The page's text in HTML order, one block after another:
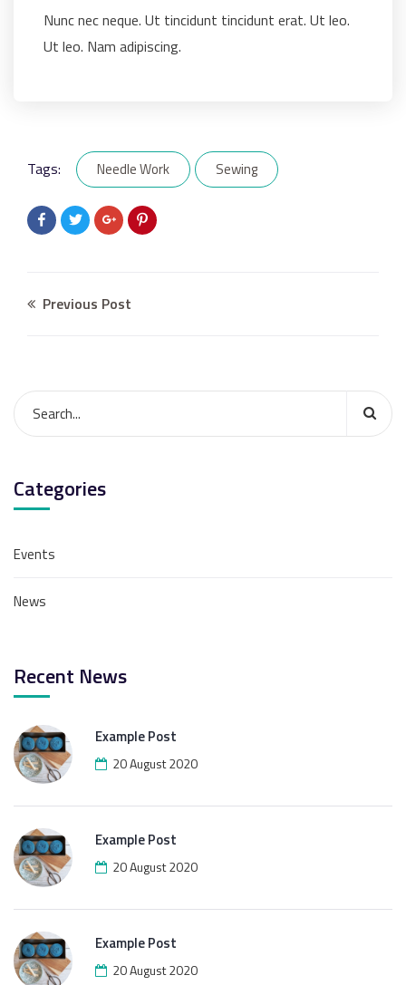
Nunc nec neque. Ut tincidunt tincidunt erat. Ut leo.
Ut leo. Nam adipiscing.
Tags: Needle Work Sewing
Previous Post
Categories
Events
News
Recent News
Example Post
20 August 2020
Example Post
20 August 2020
Example Post
20 August 2020